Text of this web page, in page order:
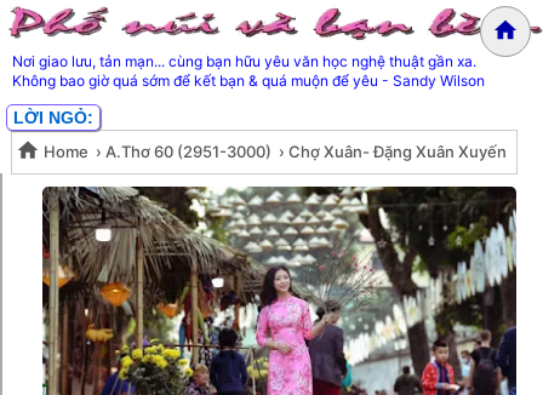
Nơi giao lưu, tản mạn... cùng bạn hữu yêu văn học nghệ thuật gần xa.
Không bao giờ quá sớm để kết bạn & quá muộn để yêu - Sandy Wilson
LỜI NGỎ:
Home › A.Thơ 60 (2951-3000) › Chợ Xuân- Đặng Xuân Xuyến
Chợ Xuân- Đặng Xuân Xuyến